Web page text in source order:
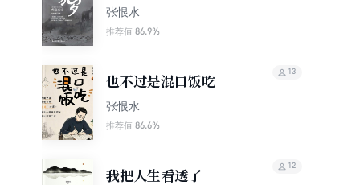
列：虎贲万岁
张恨水
推荐值 86.9%
也不过是混口饭吃
张恨水
推荐值 86.6%
13
我把人生看透了
12